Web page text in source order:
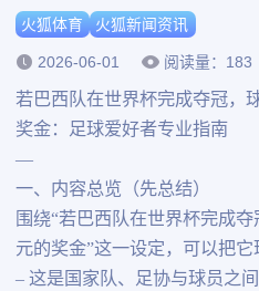
博彩平台推荐
火狐体育 火狐新闻资讯
2026-06-01 阅读量：183
若巴西队在世界杯完成夺冠，
奖金：足球爱好者专业指南
—
一、内容总览（先总结）
围绕“若巴西队在世界杯完成
元的奖金”这一设定，可以把它
– 这是国家队、足协与球员之